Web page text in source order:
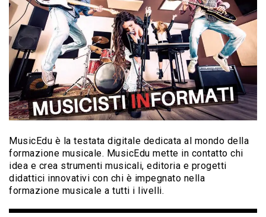
MusicEdu è la testata digitale dedicata al mondo della
formazione musicale. MusicEdu mette in contatto chi
idea e crea strumenti musicali, editoria e progetti
didattici innovativi con chi è impegnato nella
formazione musicale a tutti i livelli.